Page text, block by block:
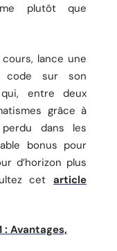
plutôt que
lance une
code sur son
entre deux
grâce à
dans les
bonus pour
d’horizon plus
cet article
: Avantages,